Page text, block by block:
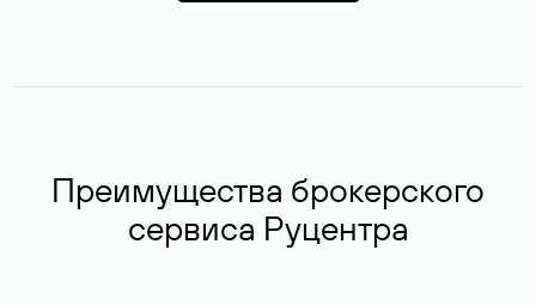
Преимущества брокерского
сервиса Руцентра